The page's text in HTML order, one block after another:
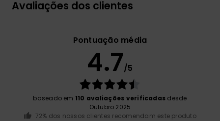
Avaliações dos clientes
Pontuação média
4.7/5
baseado em 110 avaliações verificadas desde
Outubro 2025
72% dos nossos clientes recomendam este produto